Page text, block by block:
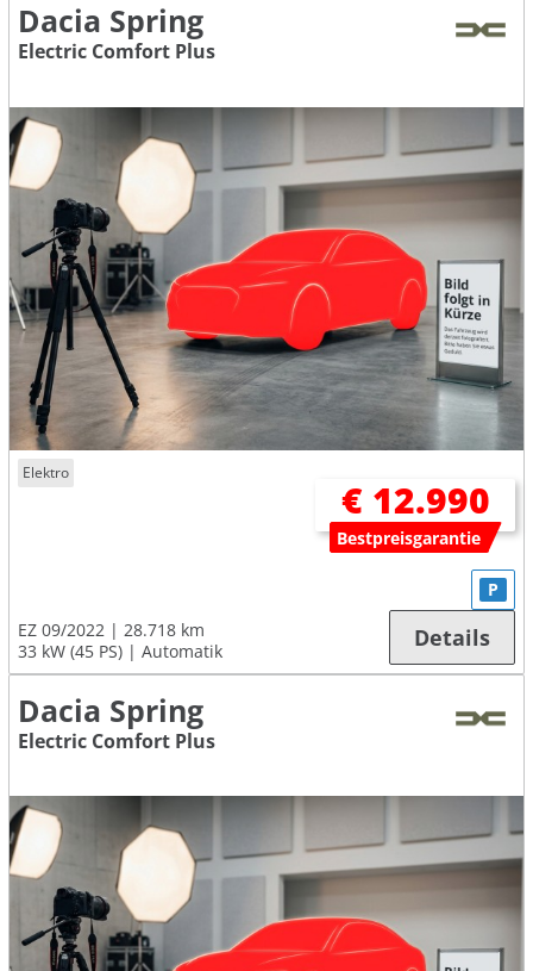
Dacia Spring
Electric Comfort Plus
Elektro
€ 12.990
Bestpreisgarantie
EZ 09/2022
28.718 km
33 kW (45 PS)
Automatik
P
Details
Dacia Spring
Electric Comfort Plus